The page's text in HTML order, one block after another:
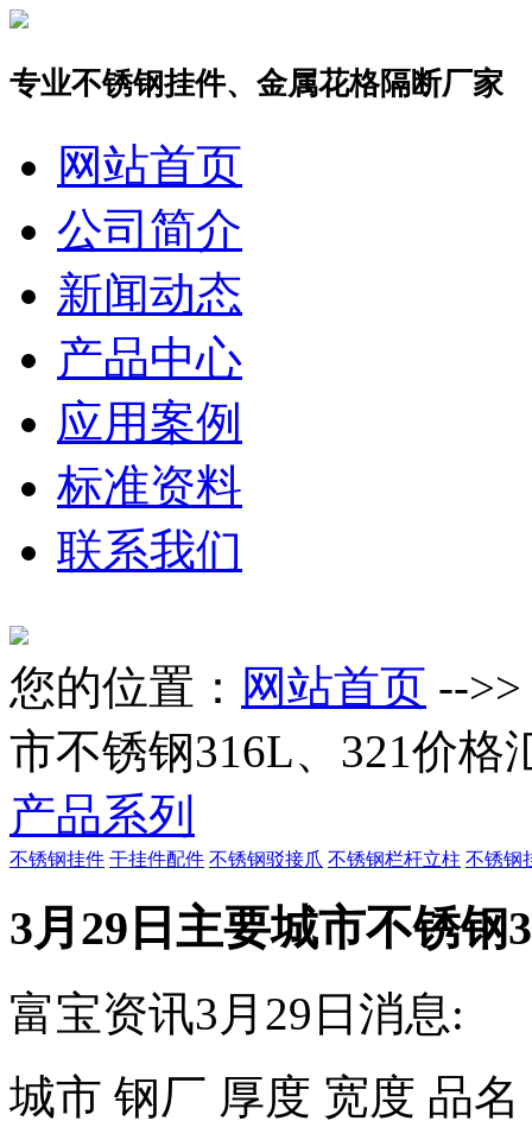
专业不锈钢挂件、金属花格隔断厂家
网站首页
公司简介
新闻动态
产品中心
应用案例
标准资料
联系我们
您的位置： 网站首页 -->>
市不锈钢316L、321价格
产品系列
不锈钢挂件 干挂件配件 不锈钢驳接爪 不锈钢栏杆立柱 不锈钢
3月29日主要城市不锈钢
富宝资讯3月29日消息:
城市 钢厂 厚度 宽度 品